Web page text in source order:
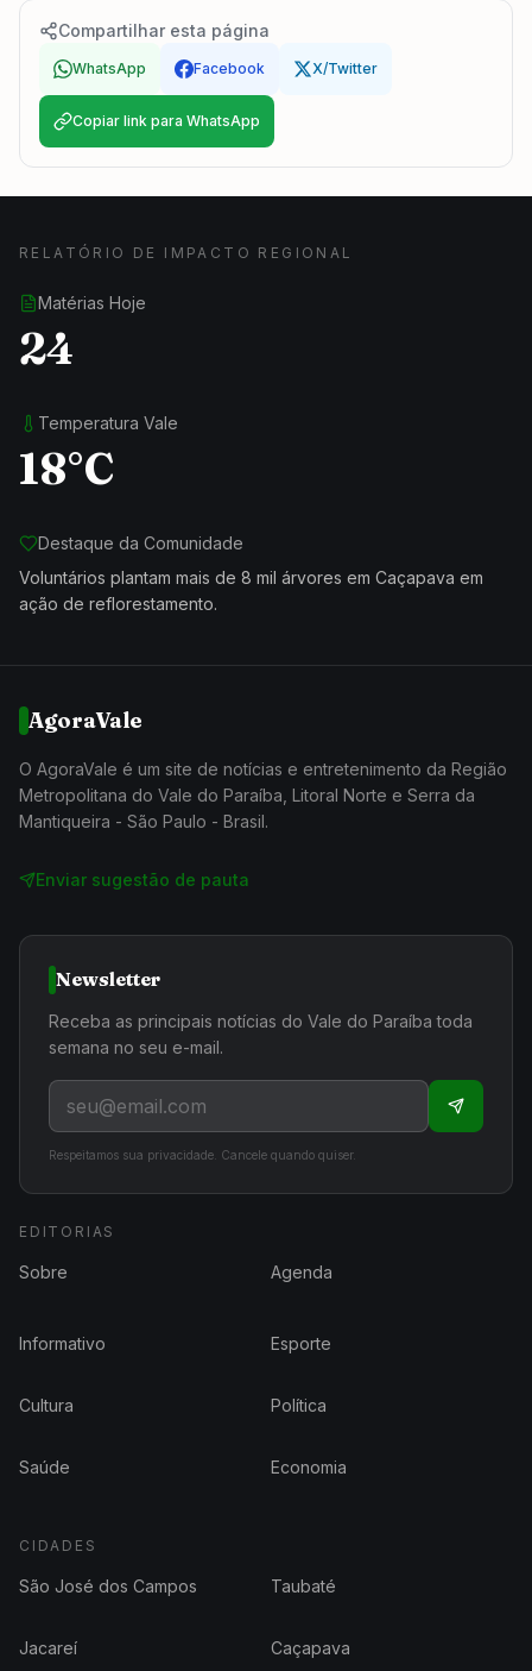
Compartilhar esta página
WhatsApp Facebook X/Twitter
Copiar link para WhatsApp
RELATÓRIO DE IMPACTO REGIONAL
Matérias Hoje
24
Temperatura Vale
18°C
Destaque da Comunidade
Voluntários plantam mais de 8 mil árvores em Caçapava em
ação de reflorestamento.
AgoraVale
O AgoraVale é um site de notícias e entretenimento da Região
Metropolitana do Vale do Paraíba, Litoral Norte e Serra da
Mantiqueira - São Paulo - Brasil.
Enviar sugestão de pauta
Newsletter
Receba as principais notícias do Vale do Paraíba toda
semana no seu e-mail.
Respeitamos sua privacidade. Cancele quando quiser.
EDITORIAS
Sobre Agenda
Informativo Esporte
Cultura Política
Saúde Economia
CIDADES
São José dos Campos Taubaté
Jacareí Caçapava